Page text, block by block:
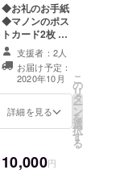
◆お礼のお手紙
◆マノンのポス
トカード2枚 ◆
オリジナルピン
バッチ１個 ※指
定の住所へ発送
します。 また、
CAMPFIREの
｢活動報告｣上で
支援者：2人
お届け予定：
2020年10月
詳細を見る
こ
の
リ
タ
ー
ン
を
選
択
す
る
10,000円